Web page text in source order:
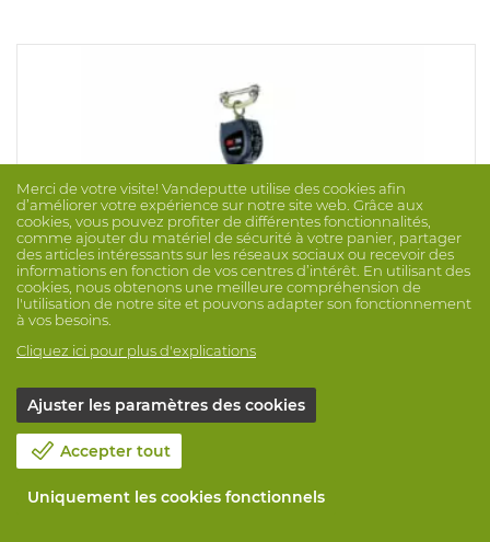
Marque: DBI-SALA N° Prod. 1028680
Merci de votre visite! Vandeputte utilise des cookies afin
d’améliorer votre expérience sur notre site web. Grâce aux
cookies, vous pouvez profiter de différentes fonctionnalités,
comme ajouter du matériel de sécurité à votre panier, partager
des articles intéressants sur les réseaux sociaux ou recevoir des
informations en fonction de vos centres d’intérêt. En utilisant des
cookies, nous obtenons une meilleure compréhension de
l'utilisation de notre site et pouvons adapter son fonctionnement
à vos besoins.
Cliquez ici pour plus d'explications
Ajuster les paramètres des cookies
Accepter tout
Uniquement les cookies fonctionnels